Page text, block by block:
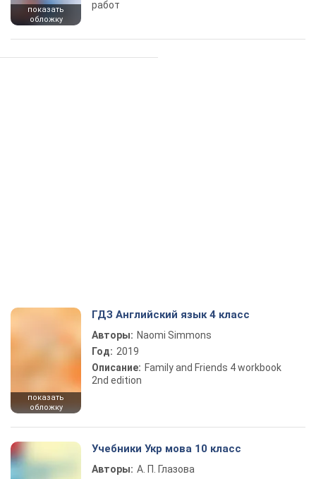
показать
обложку
работ
показать
обложку
ГДЗ Английский язык 4 класс
Авторы: Naomi Simmons
Год: 2019
Описание: Family and Friends 4 workbook
2nd edition
Учебники Укр мова 10 класс
Авторы: А. П. Глазова